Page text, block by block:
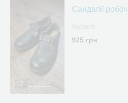
7
Сандалії
925 грн